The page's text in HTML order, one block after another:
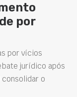
elevam
Projetar
intervenções